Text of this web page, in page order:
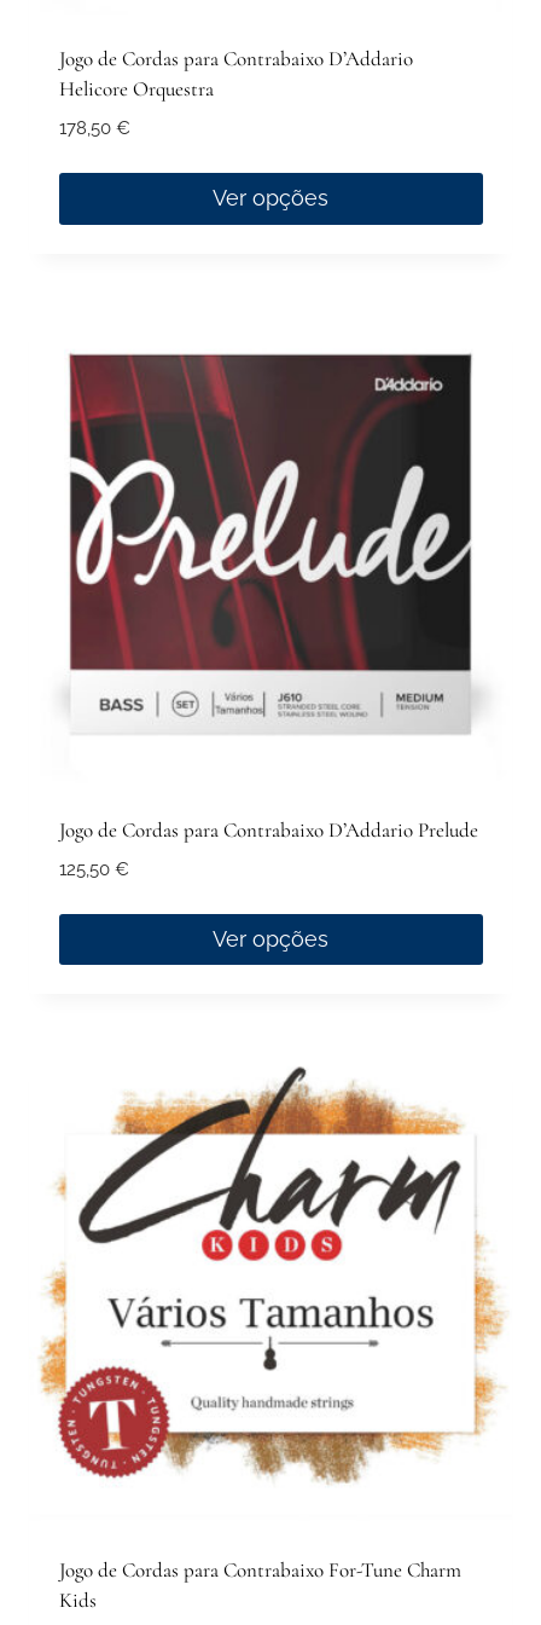
Jogo de Cordas para Contrabaixo D’Addario
Helicore Orquestra
178,50 €
Ver opções
variants.
The
options
may
chosen
on
product
page
Jogo de Cordas para Contrabaixo D’Addario Prelude
125,50 €
Ver opções
variants.
options
may
chosen
on
the
product
page
Jogo de Cordas para Contrabaixo For-Tune Charm
Kids